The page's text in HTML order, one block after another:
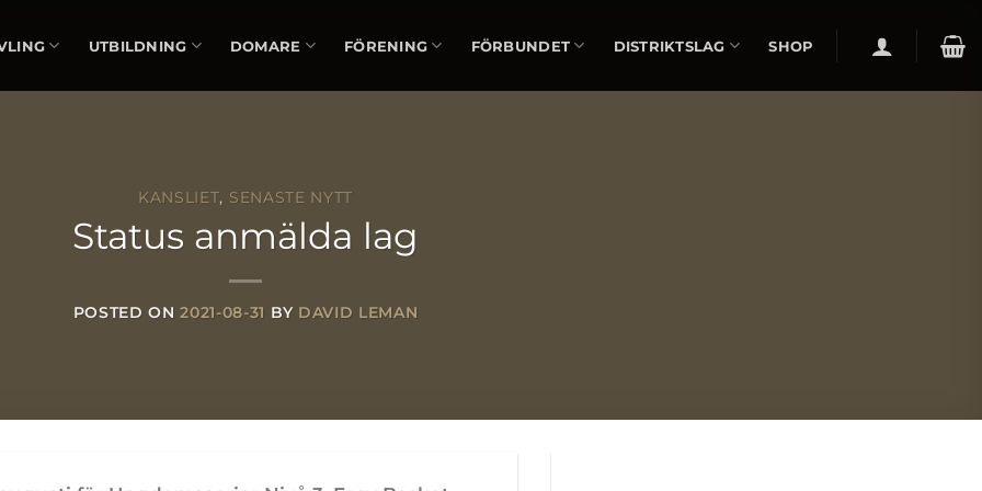
UTBILDNING DOMARE FÖRENING FÖRBUNDET DISTRIKTSLAG SHOP
KANSLIET, SENASTE NYTT
Status anmälda lag
POSTED ON2021-08-31 BY DAVID LEMAN